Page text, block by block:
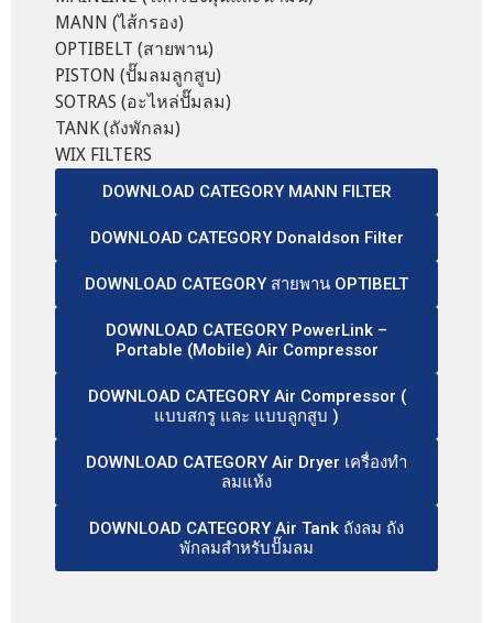
MANN (ไส้กรอง)
OPTIBELT (สายพาน)
PISTON (ปั๊มลมลูกสูบ)
SOTRAS (อะไหล่ปั๊มลม)
TANK (ถังพักลม)
WIX FILTERS
DOWNLOAD CATEGORY MANN FILTER
DOWNLOAD CATEGORY Donaldson Filter
DOWNLOAD CATEGORY สายพาน OPTIBELT
DOWNLOAD CATEGORY PowerLink –
Portable (Mobile) Air Compressor
DOWNLOAD CATEGORY Air Compressor (
แบบสกรู และ แบบลูกสูบ )
DOWNLOAD CATEGORY Air Dryer เครื่องทำ
ลมแห้ง
DOWNLOAD CATEGORY Air Tank ถังลม ถัง
พักลมสำหรับปั๊มลม